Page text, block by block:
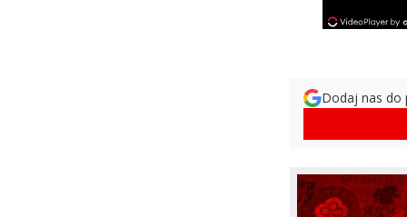
Dodaj nas do